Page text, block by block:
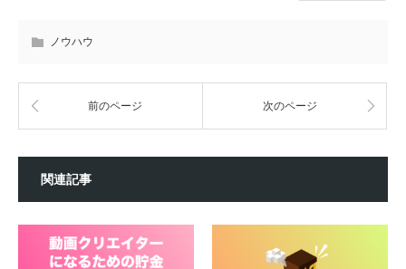
ノウハウ
前のページ 次のページ
関連記事